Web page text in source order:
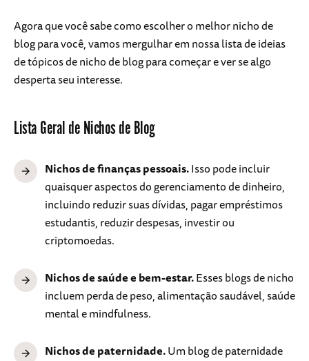
Agora que você sabe como escolher o melhor nicho de
blog para você, vamos mergulhar em nossa lista de ideias
de tópicos de nicho de blog para começar e ver se algo
desperta seu interesse.
Lista Geral de Nichos de Blog
Nichos de finanças pessoais.Isso pode incluir
quaisquer aspectos do gerenciamento de dinheiro,
incluindo reduzir suas dívidas, pagar empréstimos
estudantis, reduzir despesas, investir ou
criptomoedas.
Nichos de saúde e bem-estar.Esses blogs de nicho
incluem perda de peso, alimentação saudável, saúde
mental e mindfulness.
Nichos de paternidade.Um blog de paternidade